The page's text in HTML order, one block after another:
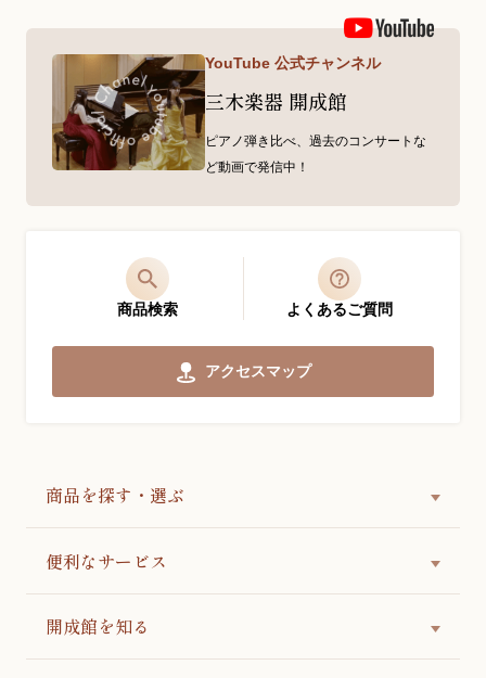
YouTube 公式チャンネル
三木楽器 開成館
ピアノ弾き比べ、過去のコンサートな
ど動画で発信中！
商品検索 よくあるご質問
アクセスマップ
商品を探す・選ぶ
便利なサービス
開成館を知る